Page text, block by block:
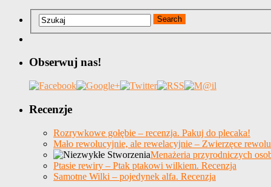
Obserwuj nas!
Recenzje
Rozrywkowe gołębie – recenzja. Pakuj do plecaka!
Mało rewolucyjnie, ale rewelacyjnie – Zwierzęce
Menażeria przyrodniczych
Ptasie rewiry – Ptak ptakowi wilkiem. Recenzja
Samotne Wilki – pojedynek alfa. Recenzja